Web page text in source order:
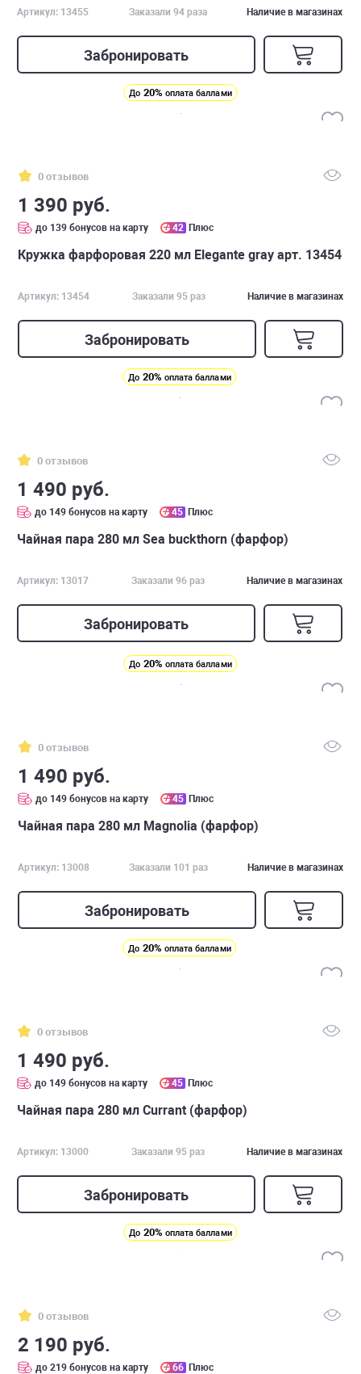
Артикул: 13455 Заказали 94 раза Наличие в магазинах
Забронировать
До 20% оплата баллами
0 отзывов
1 390 руб.
до 139 бонусов на карту 42 Плюс
Кружка фарфоровая 220 мл Elegante gray арт. 13454
Артикул: 13454 Заказали 95 раз Наличие в магазинах
Забронировать
До 20% оплата баллами
0 отзывов
1 490 руб.
до 149 бонусов на карту 45 Плюс
Чайная пара 280 мл Sea buckthorn (фарфор)
Артикул: 13017 Заказали 96 раз Наличие в магазинах
Забронировать
До 20% оплата баллами
0 отзывов
1 490 руб.
до 149 бонусов на карту 45 Плюс
Чайная пара 280 мл Magnolia (фарфор)
Артикул: 13008 Заказали 101 раз Наличие в магазинах
Забронировать
До 20% оплата баллами
0 отзывов
1 490 руб.
до 149 бонусов на карту 45 Плюс
Чайная пара 280 мл Currant (фарфор)
Артикул: 13000 Заказали 95 раз Наличие в магазинах
Забронировать
До 20% оплата баллами
0 отзывов
2 190 руб.
до 219 бонусов на карту 66 Плюс